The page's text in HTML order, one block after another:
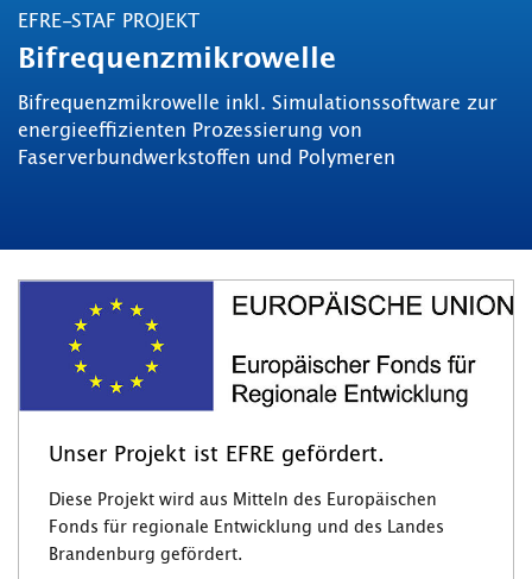
EFRE-STAF PROJEKT
Bifrequenzmikrowelle
Bifrequenzmikrowelle inkl. Simulationssoftware zur
energieeffizienten Prozessierung von
Faserverbundwerkstoffen und Polymeren
Unser Projekt ist EFRE gefördert.
Diese Projekt wird aus Mitteln des Europäischen
Fonds für regionale Entwicklung und des Landes
Brandenburg gefördert.